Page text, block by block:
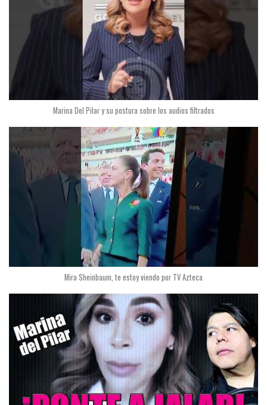
Marina Del Pilar y su postura sobre los audios filtrados
Mira Sheinbaum, te estoy viendo por TV Azteca